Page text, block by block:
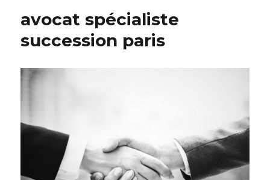
ligne
succession
avocat spécialiste
succession paris